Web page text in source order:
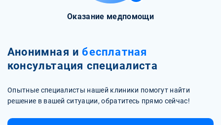
Оказание медпомощи
Анонимная и бесплатная
консультация специалиста
Опытные специалисты нашей клиники помогут найти
решение в вашей ситуации, обратитесь прямо сейчас!